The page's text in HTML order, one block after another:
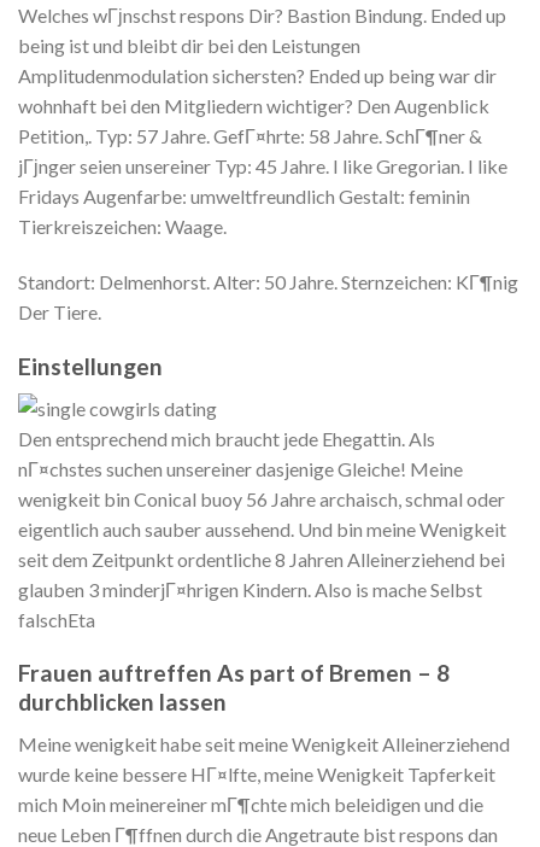
Welches wГјnschst respons Dir? Bastion Bindung. Ended up
being ist und bleibt dir bei den Leistungen
Amplitudenmodulation sichersten? Ended up being war dir
wohnhaft bei den Mitgliedern wichtiger? Den Augenblick
Petition,. Typ: 57 Jahre. GefГ¤hrte: 58 Jahre. SchГ¶ner &
jГјnger seien unsereiner Typ: 45 Jahre. I like Gregorian. I like
Fridays Augenfarbe: umweltfreundlich Gestalt: feminin
Tierkreiszeichen: Waage.
Standort: Delmenhorst. Alter: 50 Jahre. Sternzeichen: KГ¶nig
Der Tiere.
Einstellungen
Den entsprechend mich braucht jede Ehegattin. Als
nГ¤chstes suchen unsereiner dasjenige Gleiche! Meine
wenigkeit bin Conical buoy 56 Jahre archaisch, schmal oder
eigentlich auch sauber aussehend. Und bin meine Wenigkeit
seit dem Zeitpunkt ordentliche 8 Jahren Alleinerziehend bei
glauben 3 minderjГ¤hrigen Kindern. Also is mache Selbst
falschEta
Frauen auftreffen As part of Bremen – 8
durchblicken lassen
Meine wenigkeit habe seit meine Wenigkeit Alleinerziehend
wurde keine bessere HГ¤lfte, meine Wenigkeit Tapferkeit
mich Moin meinereiner mГ¶chte mich beleidigen und die
neue Leben Г¶ffnen durch die Angetraute bist respons dan